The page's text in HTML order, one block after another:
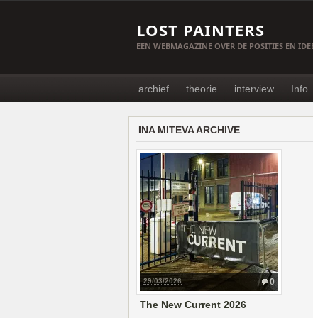
LOST PAINTERS
EEN WEBMAGAZINE OVER DE POSITIES EN
archief theorie interview Info
INA MITEVA ARCHIVE
0
29/03/2026
The New Current 2026